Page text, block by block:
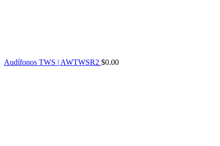
Audífonos TWS | AWTWSR2 $0.00